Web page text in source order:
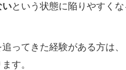
いという状態に陥りやすくな
ってきた経験がある方は
す。